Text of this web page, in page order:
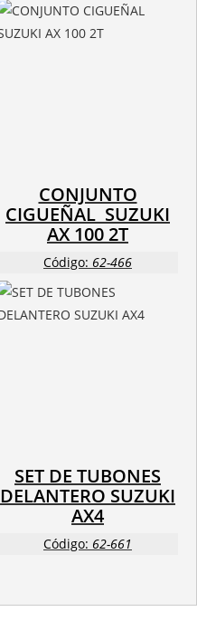
CONJUNTO
CIGUEÑAL SUZUKI
AX 100 2T
Código: 62-466
SET DE TUBONES
DELANTERO SUZUKI
AX4
Código: 62-661